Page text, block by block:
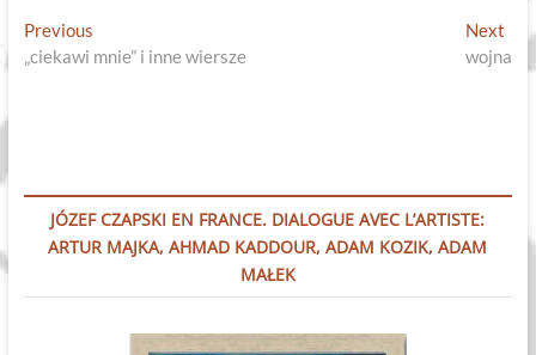
Nawigacja
wpisu
PreviousPrevious
post:
„ciekawi mnie” i inne wiersze
Next
wojna
JÓZEF CZAPSKI EN FRANCE. DIALOGUE AVEC L’ARTISTE:
ARTUR MAJKA, AHMAD KADDOUR, ADAM KOZIK, ADAM
MAŁEK